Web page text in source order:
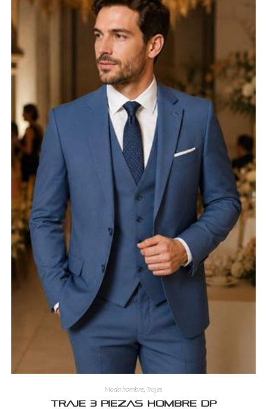
Moda hombre Trajes
Traje 3 Piezas Hombre DP